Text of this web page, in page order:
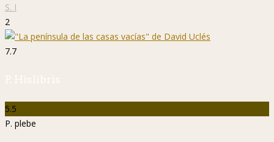
S. I
2
7.7
P. Hislibris
5.5
P. plebe